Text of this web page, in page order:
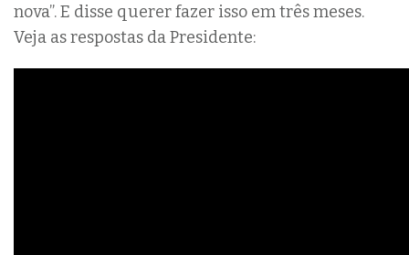
nova”. E disse querer fazer isso em três meses.
Veja as respostas da Presidente: